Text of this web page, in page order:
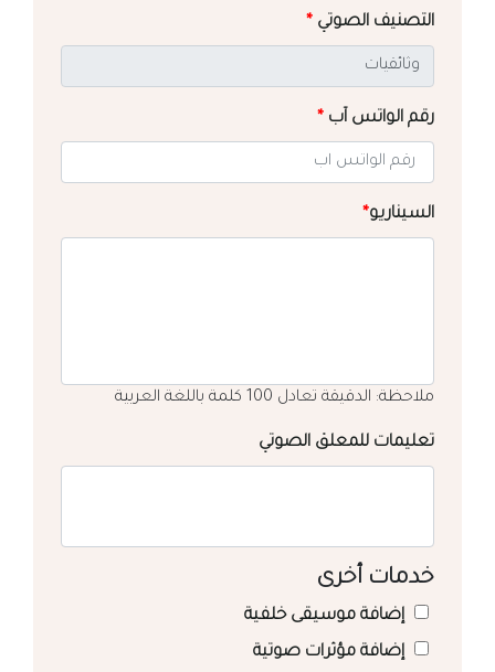
التصنيف الصوتي *
رقم الواتس آب *
السيناريو*
ملاحظة: الدقيقة تعادل 100 كلمة باللغة العربية
تعليمات للمعلق الصوتي
خدمات أخرى
إضافة موسيقى خلفية
إضافة مؤثرات صوتية